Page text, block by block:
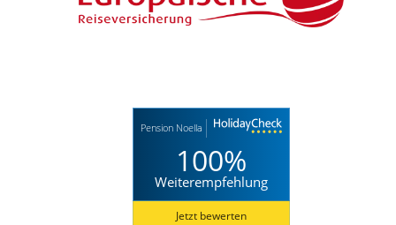
Pension Noella
100%
Weiterempfehlung
Jetzt bewerten